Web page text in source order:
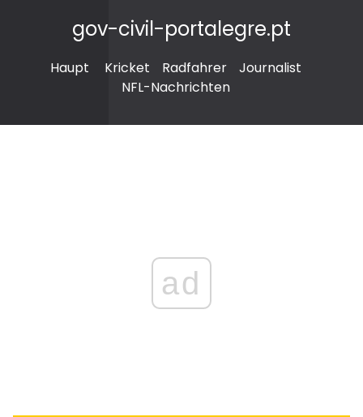
gov-civil-portalegre.pt
Haupt Kricket Radfahrer
Journalist
NFL-Nachrichten
ad